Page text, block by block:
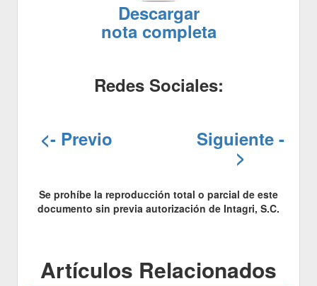
Descargar
nota completa
Redes Sociales:
<- Previo Siguiente -
>
Se prohíbe la reproducción total o parcial de este
documento sin previa autorización de Intagri, S.C.
Artículos Relacionados